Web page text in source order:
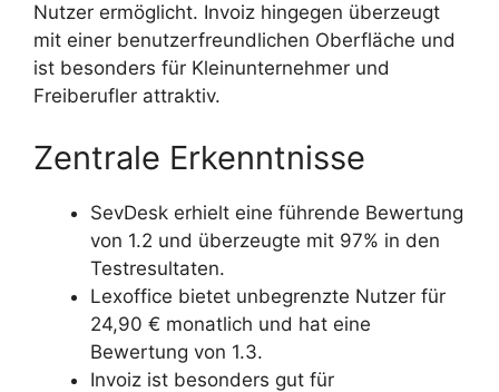
Nutzer ermöglicht. Invoiz hingegen überzeugt
mit einer benutzerfreundlichen Oberfläche und
ist besonders für Kleinunternehmer und
Freiberufler attraktiv.
Zentrale Erkenntnisse
SevDesk erhielt eine führende Bewertung
von 1.2 und überzeugte mit 97% in den
Testresultaten.
Lexoffice bietet unbegrenzte Nutzer für
24,90 € monatlich und hat eine
Bewertung von 1.3.
Invoiz ist besonders gut für